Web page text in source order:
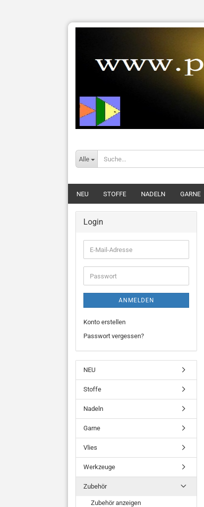
Alle
NEU STOFFE NADELN GARNE
Login
E-
Mail-
Adresse
Passwort
ANMELDEN
Konto erstellen
Passwort vergessen?
NEU
Stoffe
Nadeln
Garne
Vlies
Werkzeuge
Zubehör
Zubehör anzeigen